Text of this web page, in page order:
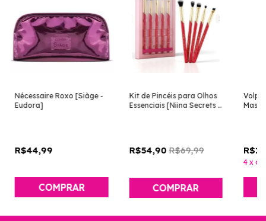
Nécessaire Roxo [Siàge -
Eudora]
R$44,99
Kit de Pincéis para Olhos
Essenciais [Niina Secrets -
R$54,90 R$69,99
Volpe
4 x de